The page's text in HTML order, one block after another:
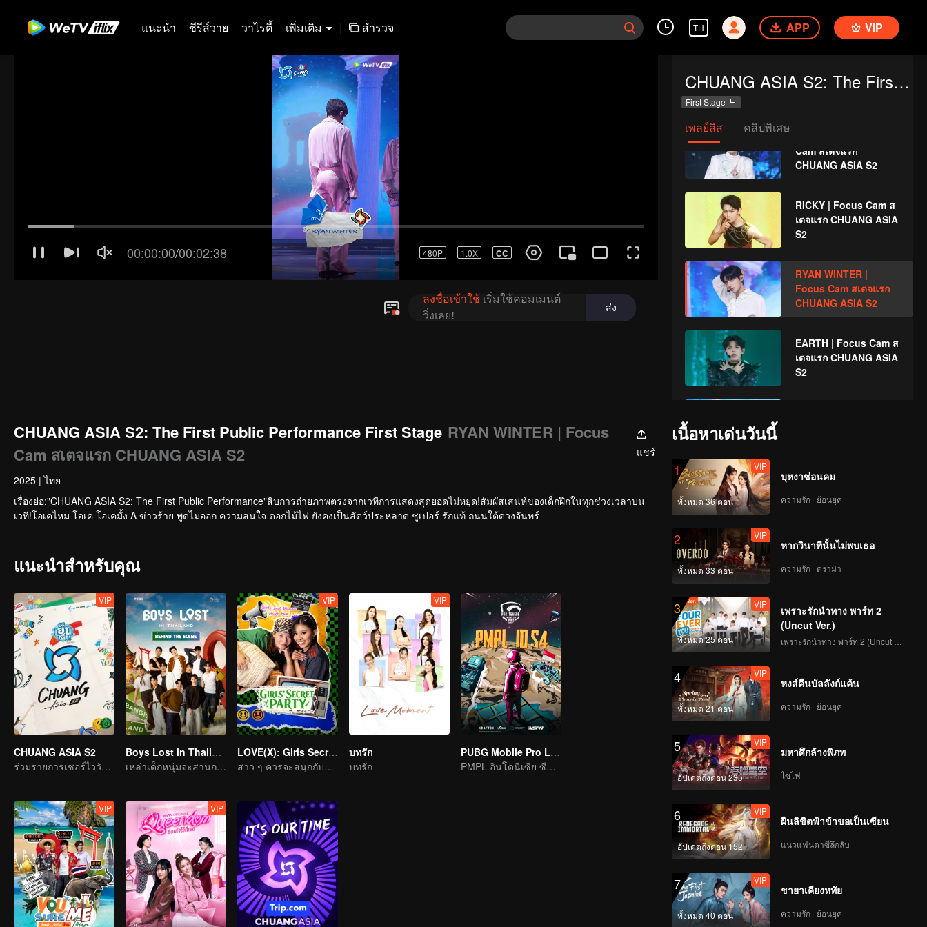
แนะนำ ซีรีส์วาย วาไรตี้ เพิ่มเติม | สำรวจ TH APP VIP
CHUANG ASIA S2: The First Public Performance
First Stage
เพลย์ลิส คลิปพิเศษ
Cam สเตจแรก
CHUANG ASIA S2
Cam สเตจแรก
Cam สเตจแรก
CHUANG ASIA S2
RICKY | Focus Cam ส
เตจแรก CHUANG ASIA
S2
RYAN WINTER |
Focus Cam สเตจแรก
CHUANG ASIA S2
EARTH | Focus Cam ส
เตจแรก CHUANG ASIA
S2
TATA | Focus Cam สเต
จแรก CHUANG ASIA
XIONG | Focus Cam ส
เตจแรก CHUANG ASIA
DORN | Focus Cam ส
เตจแรก CHUANG ASIA
S2
LU JUNXI | Focus
Cam สเตจแรก
GUANMING | Focus
Cam สเตจแรก
KEVIN | Focus Cam ส
เตจแรก CHUANG ASIA
LIZI | Focus Cam สเตจ
แรก CHUANG ASIA S2
CHUANG ASIA S2: The First Public Performance First Stage RYAN WINTER | Focus
Cam สเตจแรก CHUANG ASIA S2
แชร์
2025 | ไทย
เรื่องย่อ:"CHUANG ASIA S2: The First Public Performance"สิบการถ่ายภาพตรงจากเวทีการแสดงสุดยอดไม่หยุด!สัมผัสเสน่ห์ของเด็กฝึกในทุกช่วงเวลาบน
เวที!โอเคไหม โอเค โอเคมั้ง A ข่าวร้าย พูดไม่ออก ความสนใจ ดอกไม้ไฟ ยังคงเป็นสัตว์ประหลาด ซูเปอร์ รักแท้ ถนนใต้ดวงจันทร์
แนะนำสำหรับคุณ
VIP
CHUANG ASIA S2
ร่วมรายการเซอร์ไววัลแห่งเอเชีย เลือกไอดอลที่คุณชอบ
Boys Lost in Thailand·Behind the Scene
เหล่าเด็กหนุ่มจะสานการเดินทางในฝันให้เป็นจริงได้ไหม
VIP
LOVE(X): Girls Secret Party
สาว ๆ ควรจะสนุกกับชีวิตให้เต็มที่
VIP
บทรัก
บทรัก
PUBG Mobile Pro League S4
PMPL อินโดนีเซีย ซีซั่น 4
VIP VIP
เนื้อหาเด่นวันนี้
1
ทั้งหมด 36 ตอน
VIP
บุหงาซ่อนคม
ความรัก · ย้อนยุค
2
ทั้งหมด 33 ตอน
VIP
หากวินาทีนั้นไม่พบเธอ
ความรัก · ดราม่า
3
ทั้งหมด 25 ตอน
VIP
เพราะรักนำทาง พาร์ท 2
(Uncut Ver.)
4
ทั้งหมด 21 ตอน
VIP
หงส์คืนบัลลังก์แค้น
ความรัก · ย้อนยุค
5
อัปเดตถึงตอน 235
VIP
มหาศึกล้างพิภพ
ไซไฟ
6
อัปเดตถึงตอน 152
VIP
ฝืนลิขิตฟ้าข้าขอเป็นเซียน
แนวแฟนตาซีลึกลับ
7
ทั้งหมด 40 ตอน
VIP
ชายาเคียงหทัย
ความรัก · ย้อนยุค